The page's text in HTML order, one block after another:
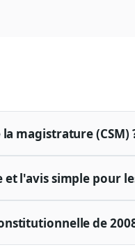
magistrature (CSM)
l'avis simple pour
de